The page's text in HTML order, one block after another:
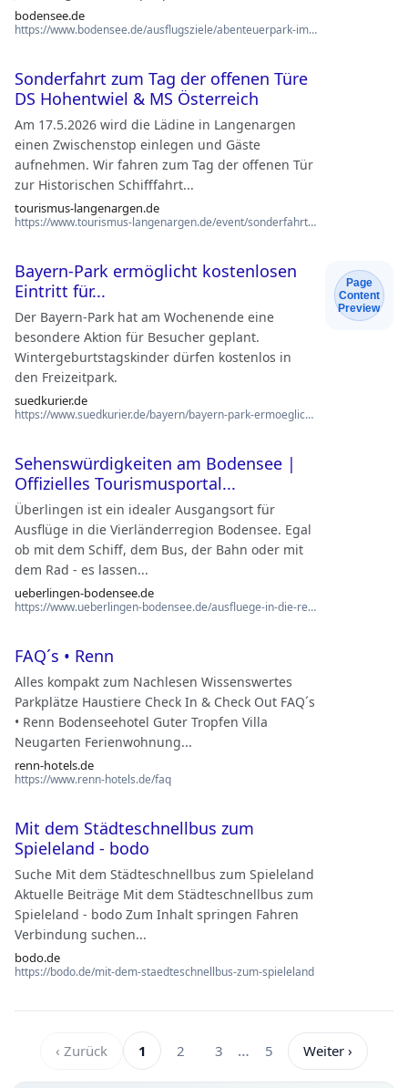
bodensee.de
https://www.bodensee.de/ausflugsziele/abenteuerpark-immenstaad
Sonderfahrt zum Tag der offenen Türe
DS Hohentwiel & MS Österreich
Am 17.5.2026 wird die Lädine in Langenargen
einen Zwischenstop einlegen und Gäste
aufnehmen. Wir fahren zum Tag der offenen Tür
zur Historischen Schifffahrt...
tourismus-langenargen.de
https://www.tourismus-langenargen.de/event/sonderfahrt-zum-tag-der-offenen-tuere-ds-hohent…
Bayern-Park ermöglicht kostenlosen
Eintritt für...
Der Bayern-Park hat am Wochenende eine
besondere Aktion für Besucher geplant.
Wintergeburtstagskinder dürfen kostenlos in
den Freizeitpark.
suedkurier.de
https://www.suedkurier.de/bayern/bayern-park-ermoeglicht-kostenlosen-eintritt-fuer-winterg…
Page
Content
Preview
Sehenswürdigkeiten am Bodensee |
Offizielles Tourismusportal...
Überlingen ist ein idealer Ausgangsort für
Ausflüge in die Vierländerregion Bodensee. Egal
ob mit dem Schiff, dem Bus, der Bahn oder mit
dem Rad - es lassen...
ueberlingen-bodensee.de
https://www.ueberlingen-bodensee.de/ausfluege-in-die-region
FAQ´s • Renn
Alles kompakt zum Nachlesen Wissenswertes
Parkplätze Haustiere Check In & Check Out FAQ´s
• Renn Bodenseehotel Guter Tropfen Villa
Neugarten Ferienwohnung...
renn-hotels.de
https://www.renn-hotels.de/faq
Mit dem Städteschnellbus zum
Spieleland - bodo
Suche Mit dem Städteschnellbus zum Spieleland
Aktuelle Beiträge Mit dem Städteschnellbus zum
Spieleland - bodo Zum Inhalt springen Fahren
Verbindung suchen...
bodo.de
https://bodo.de/mit-dem-staedteschnellbus-zum-spieleland
‹ Zurück 1 2 3 … 5 Weiter ›